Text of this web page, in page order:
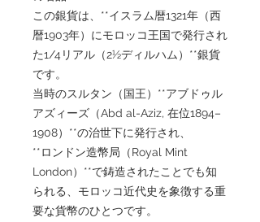
この銀貨は、**イスラム暦1321年（西
暦1903年）にモロッコ王国で発行され
た1/4リアル（2½ディルハム）**銀貨
です。
当時のスルタン（国王）**アブドゥル
アズィーズ（Abd al-Aziz, 在位1894–
1908）**の治世下に発行され、
**ロンドン造幣局（Royal Mint
London）**で鋳造されたことでも知
られる、モロッコ近代史を象徴する重
要な貨幣のひとつです。